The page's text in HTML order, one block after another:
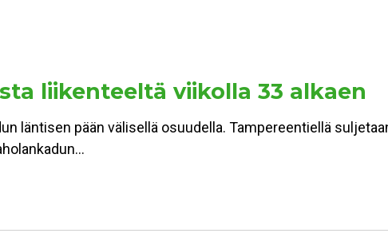
liikenteeltä viikolla 33 alkaen
läntisen pään välisellä osuudella. Tampereentiellä